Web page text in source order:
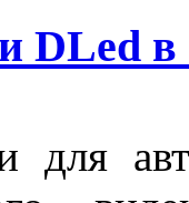
DLed
для